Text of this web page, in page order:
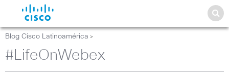
Blog Cisco Latinoamérica >
#LifeOnWebex